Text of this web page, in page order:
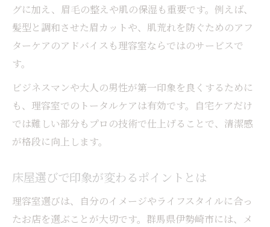
メンズ専用理容室の技術が生む満足感とは
安い理容室でも安心できる技術力の理由
床屋利用がもたらす心地よい時間の秘密
法
理容室活用で日常に溶け込む大人ヘア
理容室で自然体の大人ヘアを実現するコツ
身だしなみに役立つ理容室の活用術を紹介
おすすめ理容室で長持ちするヘアスタイル
安い理容室でもおしゃれな大人ヘアが可能
グに加え、眉毛の整えや肌の保湿も重要です。例えば、
髪型と調和させた眉カットや、肌荒れを防ぐためのアフ
ターケアのアドバイスも理容室ならではのサービスで
す。
ビジネスマンや大人の男性が第一印象を良くするために
も、理容室でのトータルケアは有効です。自宅ケアだけ
では難しい部分もプロの技術で仕上げることで、清潔感
が格段に向上します。
床屋選びで印象が変わるポイントとは
理容室選びは、自分のイメージやライフスタイルに合っ
たお店を選ぶことが大切です。群馬県伊勢崎市には、メ